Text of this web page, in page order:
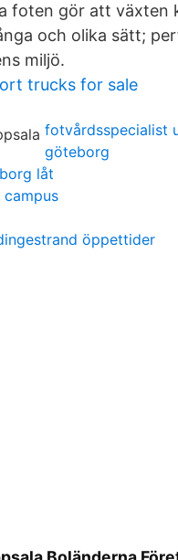
foten gör att växten
och olika sätt;
miljö.
trucks for sale
fotvårdsspecialist
göteborg
låt
campus
öppettider